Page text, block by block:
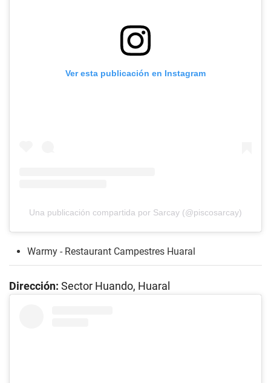
Ver esta publicación en Instagram
Una publicación compartida por Sarcay (@piscosarcay)
Warmy - Restaurant Campestres Huaral
Dirección: Sector Huando, Huaral